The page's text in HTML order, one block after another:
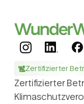
Zertifizierter
Zertifizierter